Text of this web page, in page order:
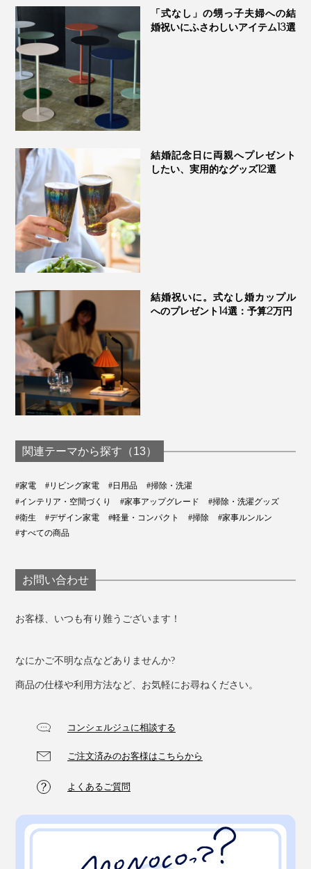
「式なし」の甥っ子夫婦への結
婚祝いにふさわしいアイテム13選
結婚記念日に両親へプレゼント
したい、実用的なグッズ12選
結婚祝いに。式なし婚カップル
へのプレゼント14選：予算2万円
関連テーマから探す（13）
#家電 #リビング家電 #日用品
#掃除・洗濯
#インテリア・空間づくり
#家事アップグレード
#掃除・洗濯グッズ
#衛生
#デザイン家電 #軽量・コンパクト #掃除
#家事ルンルン
#すべての商品
お問い合わせ
お客様、いつも有り難うございます！
なにかご不明な点などありませんか?
商品の仕様や利用方法など、お気軽にお尋ねください。
コンシェルジュに相談する
ご注文済みのお客様はこちらから
よくあるご質問